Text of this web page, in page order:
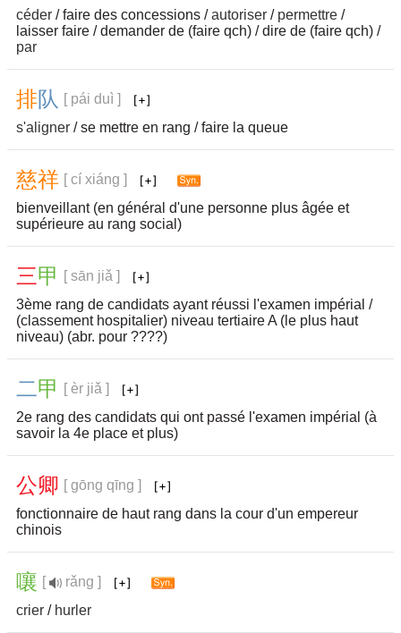
céder / faire des concessions /autoriser / permettre /
laisser faire / demander de (faire qch) / dire de (faire qch) /
par
排队 [ pái duì ]
s'aligner / se mettre en rang / faire la queue
慈祥 [ cí xiáng ]
bienveillant (en général d'une personne plus âgée et
supérieure au rang social)
三甲
[ sān jiǎ ]
3ème rang de candidats ayant réussi l'examen impérial /
(classement hospitalier) niveau tertiaire A (le plus haut
niveau) (abr. pour ????)
二甲
[ èr jiǎ ]
2e rang des candidats qui ont passé l'examen impérial (à
savoir la 4e place et plus)
公卿 [ gōng qīng ]
fonctionnaire de haut rang dans la cour d'un empereur
chinois
嚷 [
rǎng ]
crier / hurler